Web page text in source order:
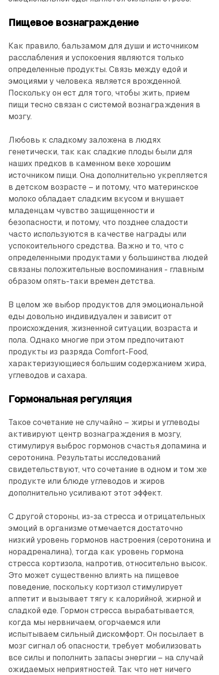
Пищевое вознаграждение
Как правило, бальзамом для души и источником
расслабления и успокоения являются только
определенные продукты. Связь между едой и
эмоциями у человека является врожденной.
Поскольку он ест для того, чтобы жить, прием
пищи тесно связан с системой вознаграждения в
мозгу.
Любовь к сладкому заложена в людях
генетически, так как сладкие плоды были для
наших предков в каменном веке хорошим
источником пищи. Она дополнительно укрепляется
в детском возрасте – и потому, что материнское
молоко обладает сладким вкусом и внушает
младенцам чувство защищенности и
безопасности, и потому, что позднее сладости
часто используются в качестве награды или
успокоительного средства. Важно и то, что с
определенными продуктами у большинства людей
связаны положительные воспоминания - главным
образом опять-таки времен детства.
В целом же выбор продуктов для эмоциональной
еды довольно индивидуален и зависит от
происхождения, жизненной ситуации, возраста и
пола. Однако многие при этом предпочитают
продукты из разряда Comfort-Food,
характеризующиеся большим содержанием жира,
углеводов и сахара.
Гормональная регуляция
Такое сочетание не случайно – жиры и углеводы
активируют центр вознаграждения в мозгу,
стимулируя выброс гормонов счастья допамина и
серотонина. Результаты исследований
свидетельствуют, что сочетание в одном и том же
продукте или блюде углеводов и жиров
дополнительно усиливают этот эффект.
С другой стороны, из-за стресса и отрицательных
эмоций в организме отмечается достаточно
низкий уровень гормонов настроения (серотонина и
норадреналина), тогда как уровень гормона
стресса кортизола, напротив, относительно высок.
Это может существенно влиять на пищевое
поведение, поскольку кортизол стимулирует
аппетит и вызывает тягу к калорийной, жирной и
сладкой еде. Гормон стресса вырабатывается,
когда мы нервничаем, огорчаемся или
испытываем сильный дискомфорт. Он посылает в
мозг сигнал об опасности, требует мобилизовать
все силы и пополнить запасы энергии – на случай
ожидаемых неприятностей. Так что нет ничего